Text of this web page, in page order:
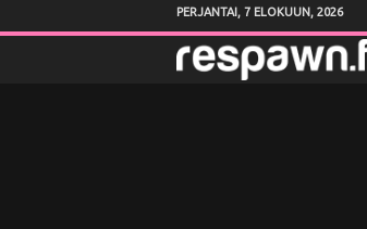
PERJANTAI, 7 ELOKUUN, 2026